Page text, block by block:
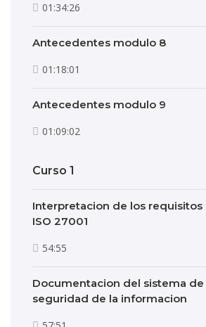
01:34:26
Antecedentes modulo 8
01:18:01
Antecedentes modulo 9
01:09:02
Curso 1
Interpretacion de los requisitos
ISO 27001
54:55
Documentacion del sistema
seguridad de la informacion